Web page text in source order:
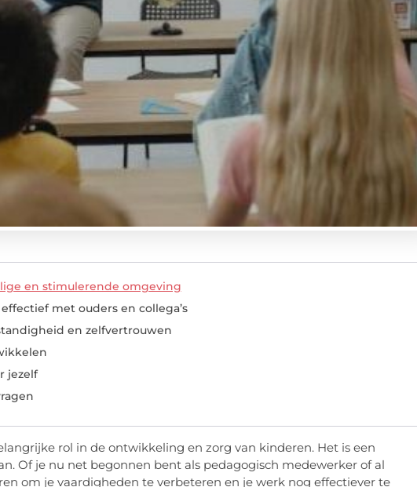
en stimulerende omgeving
met ouders en collega’s
en zelfvertrouwen
jezelf
rol in de ontwikkeling en zorg van kinderen. Het is een
Of je nu net begonnen bent als pedagogisch medewerker of al
om je vaardigheden te verbeteren en je werk nog effectiever te